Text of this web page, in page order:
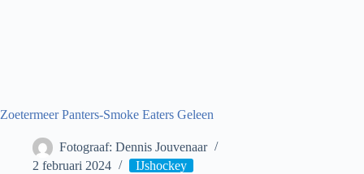
Zoetermeer Panters-Smoke Eaters Geleen
Fotograaf: Dennis Jouvenaar
2 februari 2024
IJshockey